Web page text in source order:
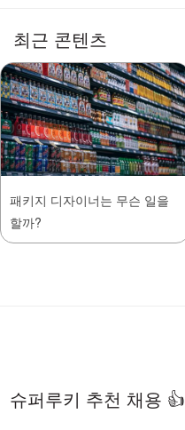
최근 콘텐츠
패키지 디자이너는 무슨 일을
할까?
슈퍼루키 추천 채용 👍